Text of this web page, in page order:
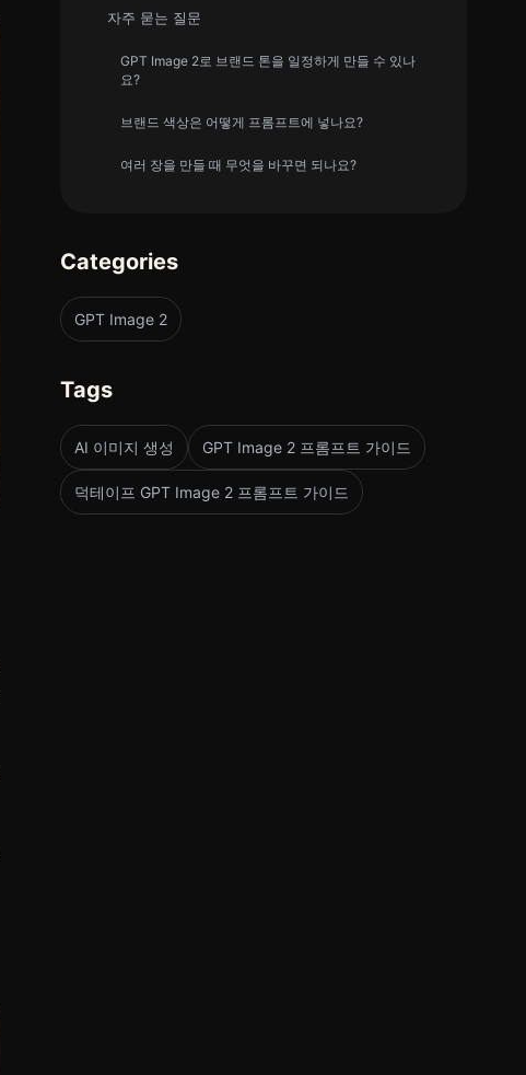
자주 묻는 질문
GPT Image 2로 브랜드 톤을 일정하게 만들 수 있나
요?
브랜드 색상은 어떻게 프롬프트에 넣나요?
여러 장을 만들 때 무엇을 바꾸면 되나요?
Categories
GPT Image 2
Tags
AI 이미지 생성 GPT Image 2 프롬프트 가이드
덕테이프 GPT Image 2 프롬프트 가이드